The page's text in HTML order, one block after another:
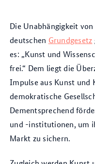
Die Unabhängigkeit
deutschen Grundgesetz
es: „Kunst und
frei.“ Dem liegt die
Impulse aus Kunst und
demokratische
Dementsprechend
und -institutionen, um
Markt zu sichern.